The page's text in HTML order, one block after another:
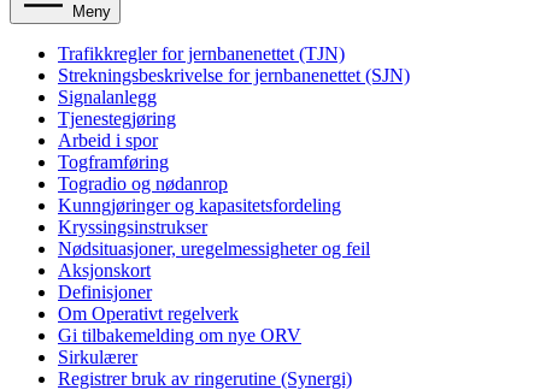
Meny
Trafikkregler for jernbanenettet (TJN)
Strekningsbeskrivelse for jernbanenettet (SJN)
Signalanlegg
Tjenestegjøring
Arbeid i spor
Togframføring
Togradio og nødanrop
Kunngjøringer og kapasitetsfordeling
Kryssingsinstrukser
Nødsituasjoner, uregelmessigheter og feil
Aksjonskort
Definisjoner
Om Operativt regelverk
Gi tilbakemelding om nye ORV
Sirkulærer
Registrer bruk av ringerutine (Synergi)